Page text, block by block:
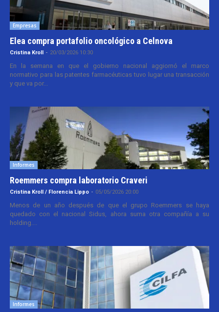
Empresas
Elea compra portafolio oncológico a Celnova
Cristina Kroll - 20/03/2026 10:30
En la semana en que el gobierno nacional aggiornó el marco
normativo para las patentes farmacéuticas tuvo lugar una transacción
y que va por...
Informes
Roemmers compra laboratorio Craveri
Cristina Kroll / Florencia Lippo - 05/05/2026 20:00
Menos de un año después de que el grupo Roemmers se haya
quedado con el nacional Sidus, ahora suma otra compañía a su
holding....
Informes